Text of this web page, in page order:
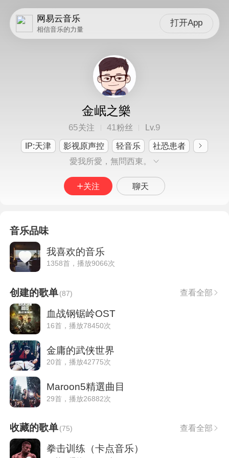
网易云音乐
相信音乐的力量
打开App
金岷之樂
65关注 41粉丝 Lv.9
IP:天津 影视原声控 轻音乐
社恐患者
愛我所愛，無問西東。
关注 聊天
音乐品味
我喜欢的音乐
1358首，播放9066次
创建的歌单(87) 查看全部
血战钢锯岭OST
16首，播放78450次
金庸的武侠世界
20首，播放42775次
Maroon5精選曲目
29首，播放26882次
收藏的歌单(75) 查看全部
拳击训练（卡点音乐）